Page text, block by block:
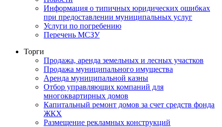
Информация о типичных юридических ошибках
при предоставлении муниципальных услуг
Услуги по погребению
Перечень МСЗУ
Торги
Продажа, аренда земельных и лесных участков
Продажа муниципального имущества
Аренда муниципальной казны
Отбор управляющих компаний для
многоквартирных домов
Капитальный ремонт домов за счет средств фонда
ЖКХ
Размещение рекламных конструкций